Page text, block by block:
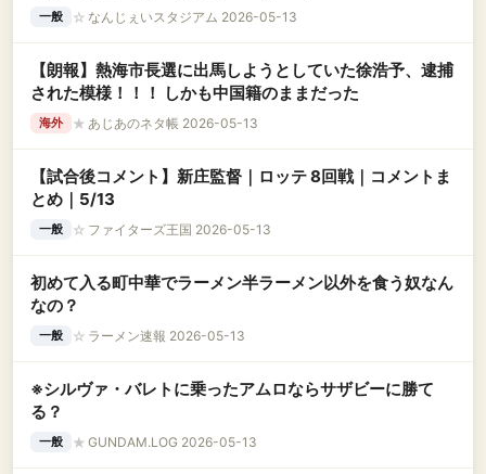
一般 ☆ なんじぇいスタジアム 2026-05-13
【朗報】熱海市長選に出馬しようとしていた徐浩予、逮捕
された模様！！！ しかも中国籍のままだった
海外 ★ あじあのネタ帳 2026-05-13
【試合後コメント】新庄監督｜ロッテ 8回戦｜コメントま
とめ｜5/13
一般 ☆ ファイターズ王国 2026-05-13
初めて入る町中華でラーメン半ラーメン以外を食う奴なん
なの？
一般 ☆ ラーメン速報 2026-05-13
※シルヴァ・バレトに乗ったアムロならサザビーに勝て
る？
一般 ★ GUNDAM.LOG 2026-05-13